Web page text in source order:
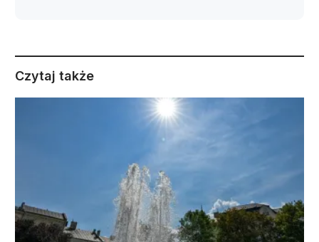
Czytaj także